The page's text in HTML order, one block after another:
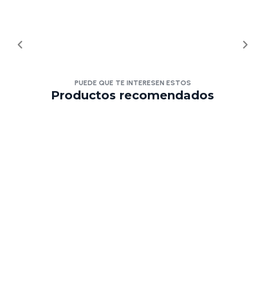
PUEDE QUE TE INTERESEN ESTOS
Productos recomendados